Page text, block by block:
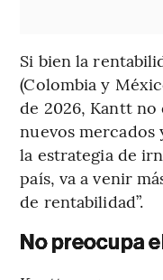
Si bien la
(Colombia y
de 2026, Kantt
nuevos mercados
la estrategia de
país, va a venir
de rentabilidad”.
No preocupa